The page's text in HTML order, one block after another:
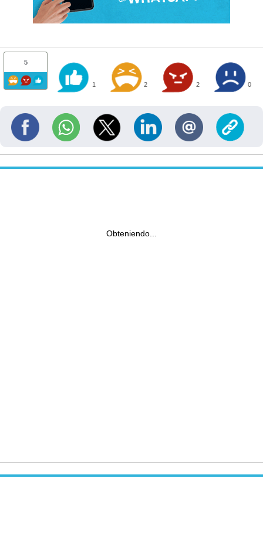
5
1 2 2 0
Obteniendo...